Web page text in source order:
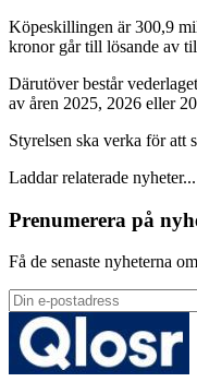
Köpeskillingen är 300,9
kronor går till lösande av
Därutöver består
av åren 2025, 2026 eller
Styrelsen ska verka för att
Laddar relaterade nyheter...
Prenumerera på
Få de senaste nyheterna